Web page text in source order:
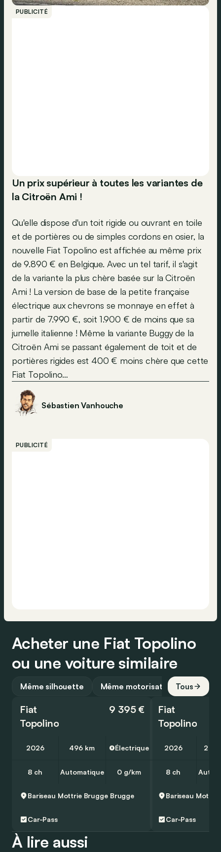
PUBLICITÉ
Un prix supérieur à toutes les variantes de
la Citroën Ami !
Qu'elle dispose d'un toit rigide ou ouvrant en toile
et de portières ou de simples cordons en osier, la
nouvelle Fiat Topolino est affichée au même prix
de 9.890 € en Belgique. Avec un tel tarif, il s'agit
de la variante la plus chère basée sur la Citroën
Ami ! La version de base de la petite française
électrique aux chevrons se monnaye en effet à
partir de 7.990 €, soit 1.900 € de moins que sa
jumelle italienne ! Même la variante Buggy de la
Citroën Ami se passant également de toit et de
portières rigides est 400 € moins chère que cette
Fiat Topolino…
Sébastien Vanhouche
PUBLICITÉ
Acheter une Fiat Topolino
ou une voiture similaire
Même silhouette Même motorisation Tous
Fiat
Topolino
9 395 €
2026 496 km Électrique
8 ch Automatique 0 g/km
Bariseau Mottrie Brugge Brugge
Car-Pass
Fiat
Topolino
2026 2
8 ch
Car-Pass
À lire aussi